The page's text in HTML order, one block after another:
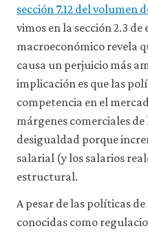
a
través
de
la
configuración
tu
navegador,
pero
es
posible
que
afecte
las
prestaciones
sección 7.12 del volumen
vimos en la sección 2.3
macroeconómico revela
causa un perjuicio más
implicación es que las
competencia en el
márgenes comerciales
desigualdad porque
salarial (y los salarios
estructural.
A pesar de las políticas
conocidas como